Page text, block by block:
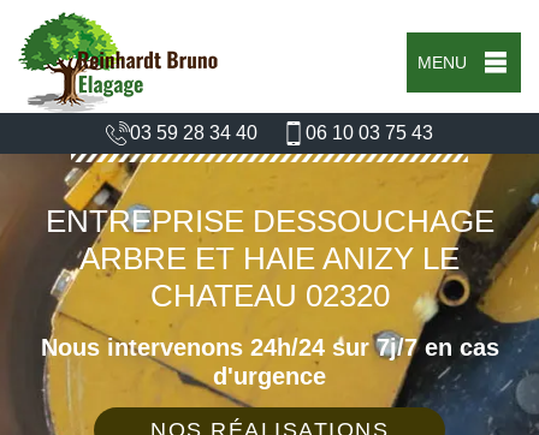
MENU
03 59 28 34 40 06 10 03 75 43
ENTREPRISE DESSOUCHAGE
ARBRE ET HAIE ANIZY LE
CHATEAU 02320
Nous intervenons 24h/24 sur 7j/7 en cas
d'urgence
NOS RÉALISATIONS